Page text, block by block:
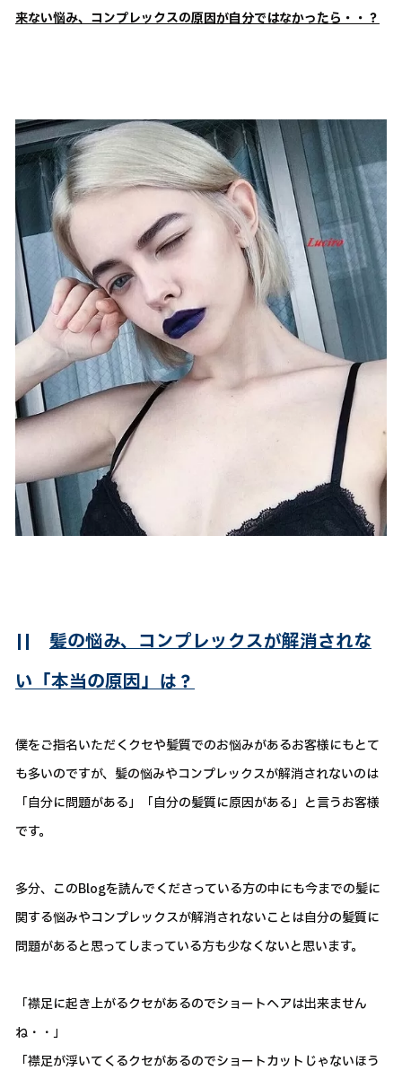
来ない悩み、コンプレックスの原因が自分ではなかったら・・？
|| 髪の悩み、コンプレックスが解消されな
い「本当の原因」は？
僕をご指名いただくクセや髪質でのお悩みがあるお客様にもとて
も多いのですが、髪の悩みやコンプレックスが解消されないのは
「自分に問題がある」「自分の髪質に原因がある」と言うお客様
です。
多分、このBlogを読んでくださっている方の中にも今までの髪に
関する悩みやコンプレックスが解消されないことは自分の髪質に
問題があると思ってしまっている方も少なくないと思います。
「襟足に起き上がるクセがあるのでショートヘアは出来ません
ね・・」
「襟足が浮いてくるクセがあるのでショートカットじゃないほう